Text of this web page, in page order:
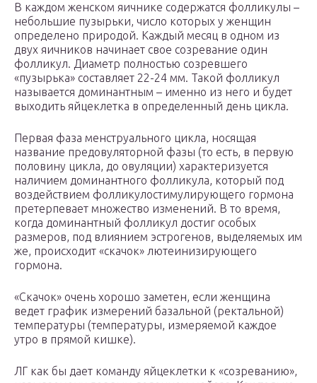
В каждом женском яичнике содержатся фолликулы –
небольшие пузырьки, число которых у женщин
определено природой. Каждый месяц в одном из
двух яичников начинает свое созревание один
фолликул. Диаметр полностью созревшего
«пузырька» составляет 22-24 мм. Такой фолликул
называется доминантным – именно из него и будет
выходить яйцеклетка в определенный день цикла.
Первая фаза менструального цикла, носящая
название предовуляторной фазы (то есть, в первую
половину цикла, до овуляции) характеризуется
наличием доминантного фолликула, который под
воздействием фолликулостимулирующего гормона
претерпевает множество изменений. В то время,
когда доминантный фолликул достиг особых
размеров, под влиянием эстрогенов, выделяемых им
же, происходит «скачок» лютеинизирующего
гормона.
«Скачок» очень хорошо заметен, если женщина
ведет график измерений базальной (ректальной)
температуры (температуры, измеряемой каждое
утро в прямой кишке).
ЛГ как бы дает команду яйцеклетки к «созреванию»,